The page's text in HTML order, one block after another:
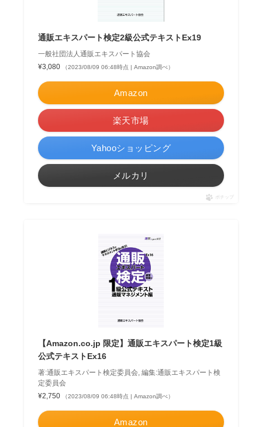
通販エキスパート検定2級公式テキストEx19
一般社団法人通販エキスパート協会
¥3,080
（2023/08/09 06:48時点 | Amazon調べ）
Amazon
楽天市場
Yahooショッピング
メルカリ
ポチップ
【Amazon.co.jp 限定】通販エキスパート検定1級
公式テキストEx16
著:通販エキスパート検定委員会, 編集:通販エキスパート検
定委員会
¥2,750
（2023/08/09 06:48時点 | Amazon調べ）
Amazon